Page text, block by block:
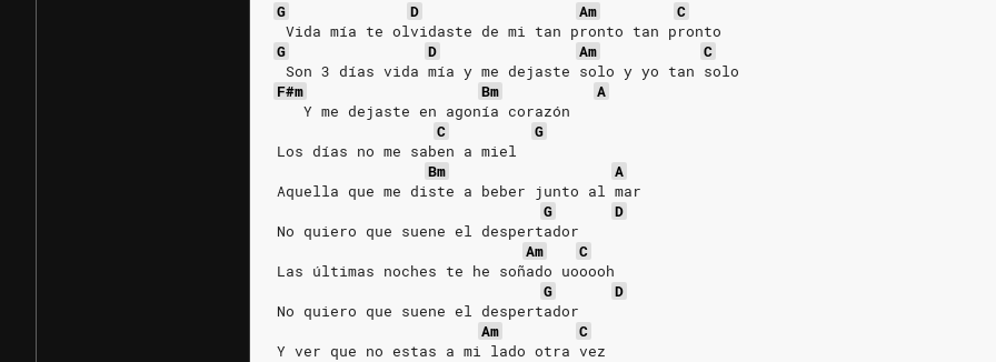
G
D Am
C
Vida mía te olvidaste de mi tan pronto tan pronto
G
D Am
C
Son 3 días vida mía y me dejaste solo y yo tan solo
F#m
Bm
A
   Y me dejaste en agonía corazón
C
G
Los días no me saben a miel
Bm
A
Aquella que me diste a beber junto al mar
G
D
No quiero que suene el despertador
Am
C
Las últimas noches te he soñado uooooh
G
D
No quiero que suene el despertador
Am
C
Y ver que no estas a mi lado otra vez